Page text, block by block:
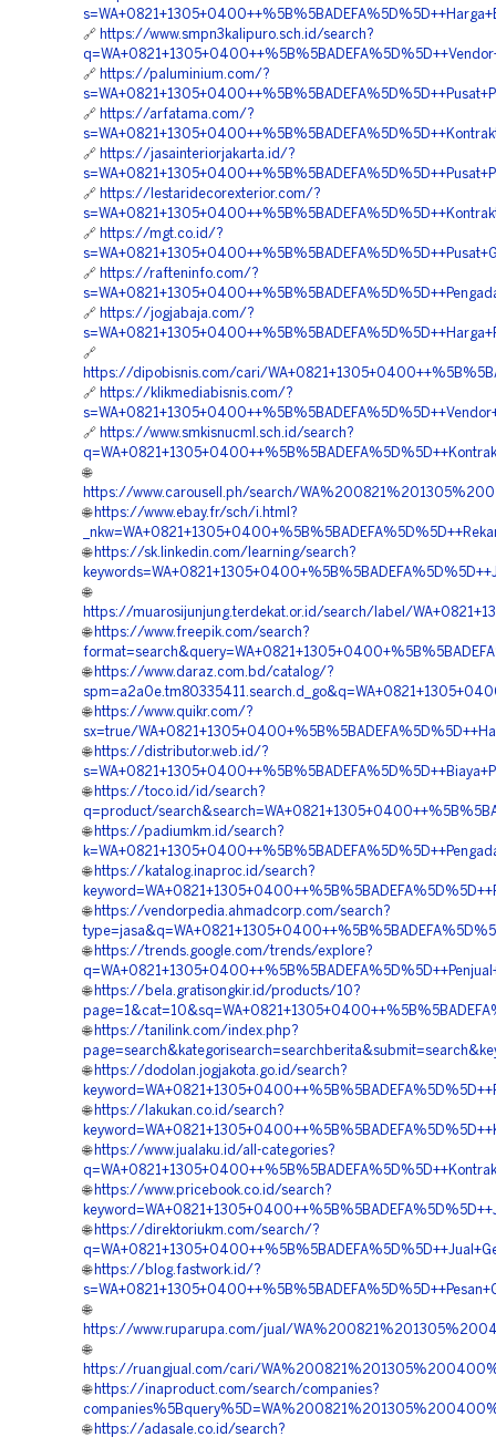
🔗 https://www.smpn3kalipuro.sch.id/search?
🔗 https://paluminium.com/?
🔗 https://arfatama.com/?
🔗 https://jasainteriorjakarta.id/?
🔗 https://lestaridecorexterior.com/?
🔗 https://mgt.co.id/?
🔗 https://rafteninfo.com/?
🔗 https://jogjabaja.com/?
🔗
https://dipobisnis.com/cari/
🔗 https://klikmediabisnis.com/?
🔗 https://www.smkisnucml.sch.id/search?
🌐
https://www.carousell.ph/search/
🌐 https://www.ebay.fr/sch/i.html?
🌐 https://sk.linkedin.com/learning/search?
🌐
https://muarosijunjung.terdekat.or.id/search/label/
🌐 https://www.freepik.com/search?
🌐 https://www.daraz.com.bd/catalog/?
🌐 https://www.quikr.com/?
sx=true/
🌐 https://distributor.web.id/?
🌐 https://toco.id/id/search?
q=product/
🌐 https://padiumkm.id/search?
🌐 https://katalog.inaproc.id/search?
🌐 https://vendorpedia.ahmadcorp.com/search?
🌐 https://trends.google.com/trends/explore?
🌐 https://bela.gratisongkir.id/products/10?
🌐 https://tanilink.com/index.php?
🌐 https://dodolan.jogjakota.go.id/search?
🌐 https://lakukan.co.id/search?
🌐 https://www.jualaku.id/all-categories?
🌐 https://www.pricebook.co.id/search?
🌐 https://direktoriukm.com/search/?
🌐 https://blog.fastwork.id/?
🌐
https://www.ruparupa.com/jual/
🌐
https://ruangjual.com/cari/
🌐 https://inaproduct.com/search/companies?
🌐 https://adasale.co.id/search?